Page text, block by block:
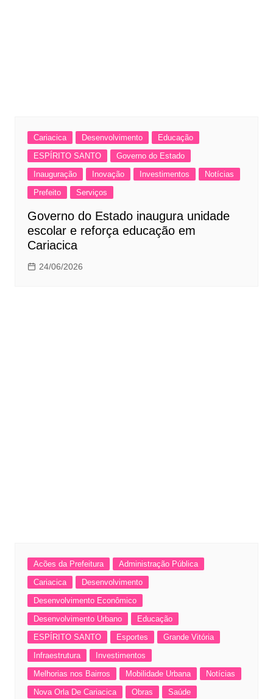
Cariacica Desenvolvimento
Educação
ESPÍRITO SANTO
Governo do Estado
Inauguração
Inovação Investimentos
Notícias
Prefeito
Serviços
Governo do Estado inaugura unidade
escolar e reforça educação em
Cariacica
24/06/2026
Acões da Prefeitura
Administração Pública
Cariacica
Desenvolvimento
Desenvolvimento Econômico
Desenvolvimento Urbano
Educação
ESPÍRITO SANTO
Esportes
Grande Vitória
Infraestrutura
Investimentos
Melhorias nos Bairros
Mobilidade Urbana
Notícias
Nova Orla De Cariacica
Obras
Saúde